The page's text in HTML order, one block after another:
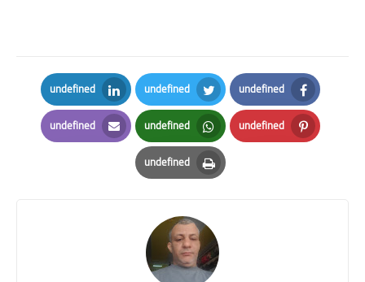
undefined
Facebook
undefined
Twitter
undefined
LinkedIn
undefined
Pinterest
undefined
Whatsapp
undefined
Email
undefined
Print